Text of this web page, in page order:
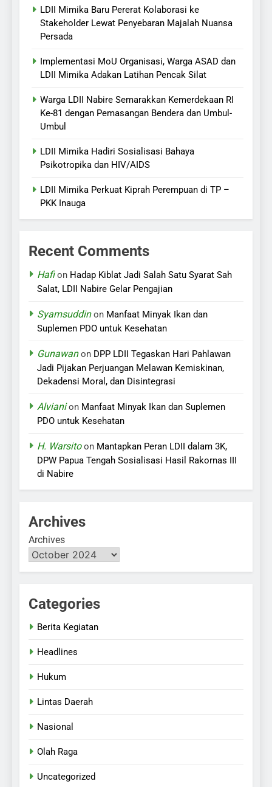
LDII Mimika Baru Pererat Kolaborasi ke
Stakeholder Lewat Penyebaran Majalah Nuansa
Persada
Implementasi MoU Organisasi, Warga ASAD dan
LDII Mimika Adakan Latihan Pencak Silat
Warga LDII Nabire Semarakkan Kemerdekaan RI
Ke-81 dengan Pemasangan Bendera dan Umbul-
Umbul
LDII Mimika Hadiri Sosialisasi Bahaya
Psikotropika dan HIV/AIDS
LDII Mimika Perkuat Kiprah Perempuan di TP –
PKK Inauga
Recent Comments
Hafion Hadap Kiblat Jadi Salah Satu Syarat Sah
Salat, LDII Nabire Gelar Pengajian
Syamsuddinon Manfaat Minyak Ikan dan
Suplemen PDO untuk Kesehatan
Gunawanon DPP LDII Tegaskan Hari Pahlawan
Jadi Pijakan Perjuangan Melawan Kemiskinan,
Dekadensi Moral, dan Disintegrasi
Alvianion Manfaat Minyak Ikan dan Suplemen
PDO untuk Kesehatan
H. Warsitoon Mantapkan Peran LDII dalam 3K,
DPW Papua Tengah Sosialisasi Hasil Rakornas III
di Nabire
Archives
Archives
Categories
Berita Kegiatan
Headlines
Hukum
Lintas Daerah
Nasional
Olah Raga
Uncategorized